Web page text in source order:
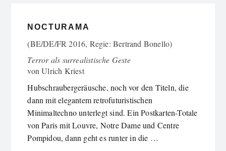
NOCTURAMA
(BE/DE/FR 2016, Regie: Bertrand Bonello)
Terror als surrealistische Geste
vonUlrich Kriest
Hubschraubergeräusche, noch vor den Titeln, die
dann mit elegantem retrofuturistischen
Minimaltechno unterlegt sind. Ein Postkarten-Totale
von Paris mit Louvre, Notre Dame und Centre
Pompidou, dann geht es runter in die …